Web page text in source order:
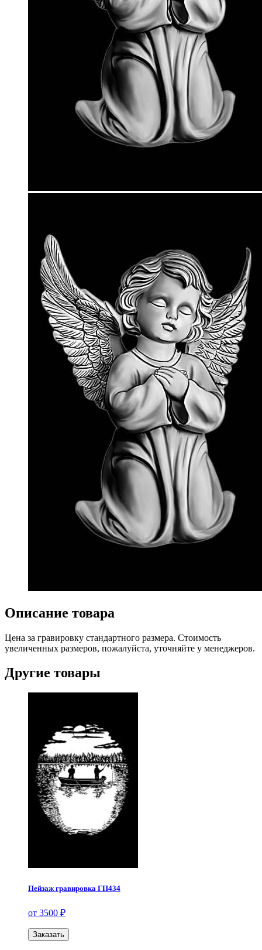
Описание товара
Цена за гравировку стандартного размера. Стоимость
увеличенных размеров, пожалуйста, уточняйте у менеджеров.
Другие товары
Пейзаж гравировка ГП434
от 3500 ₽
Заказать